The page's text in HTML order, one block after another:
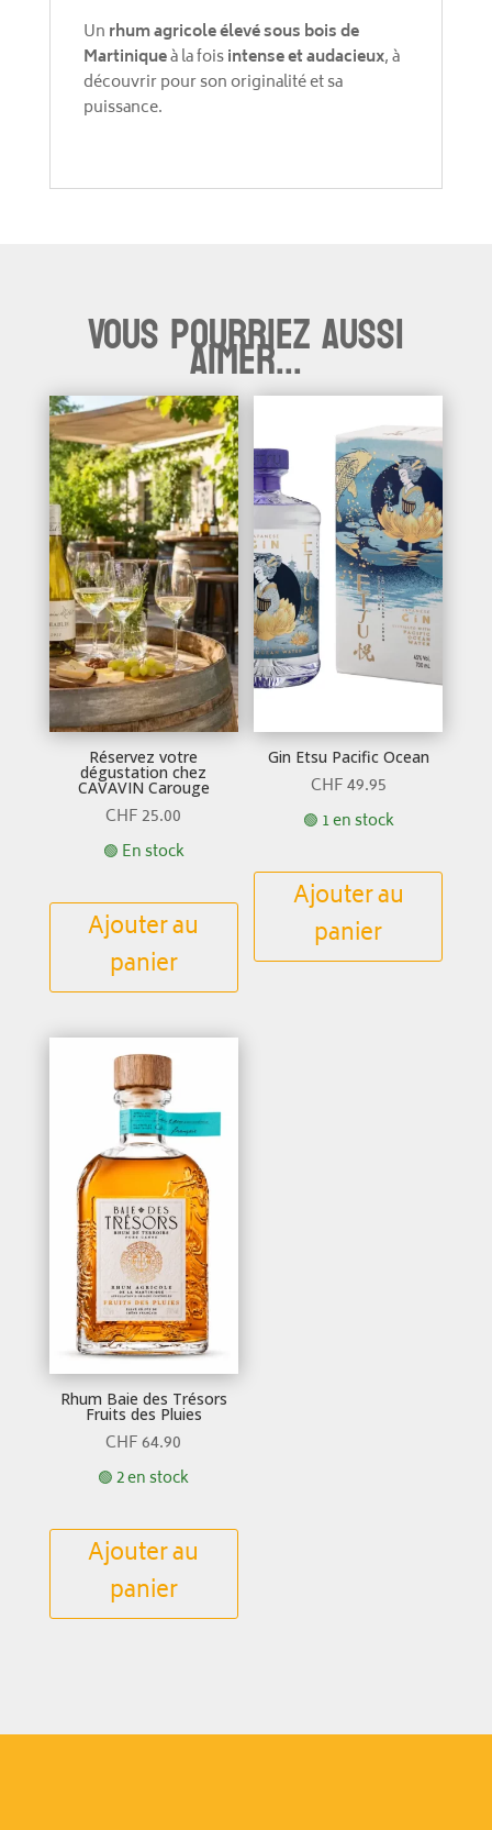
Un rhum agricole élevé sous bois de
Martiniqueà la foisintense et audacieux, à
découvrir pour son originalité et sa
puissance.
Vous pourriez aussi
aimer...
Réservez votre
dégustation chez
CAVAVIN Carouge
CHF25.00
🟢 En stock
Ajouter au
panier
Gin Etsu Pacific Ocean
CHF49.95
🟢 1 en stock
Ajouter au
panier
Rhum Baie des Trésors
Fruits des Pluies
CHF64.90
🟢 2 en stock
Ajouter au
panier